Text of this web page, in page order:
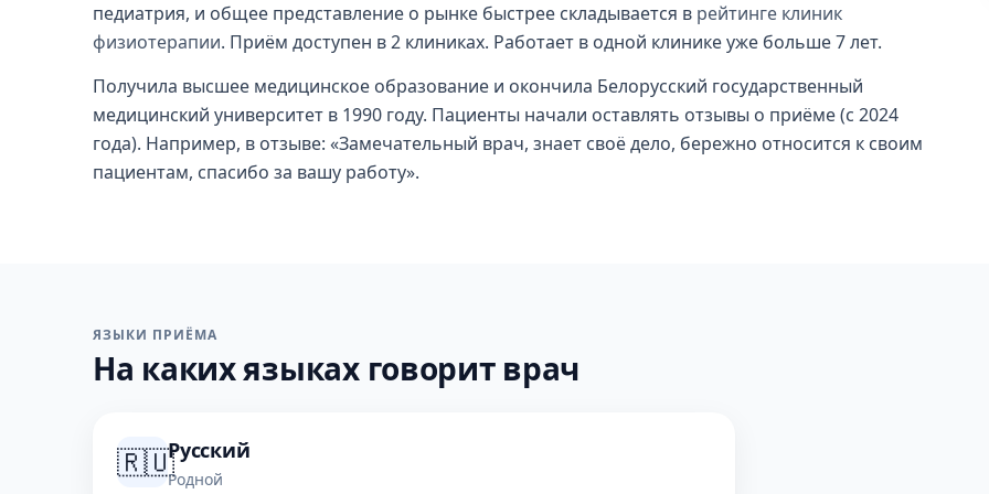
педиатрия, и общее представление о рынке быстрее складывается в рейтинге клиник
физиотерапии. Приём доступен в 2 клиниках. Работает в одной клинике уже больше 7 лет.
Получила высшее медицинское образование и окончила Белорусский государственный
медицинский университет в 1990 году. Пациенты начали оставлять отзывы о приёме (с 2024
года). Например, в отзыве: «Замечательный врач, знает своё дело, бережно относится к своим
пациентам, спасибо за вашу работу».
ЯЗЫКИ ПРИЁМА
На каких языках говорит врач
🇷🇺Русский
Родной